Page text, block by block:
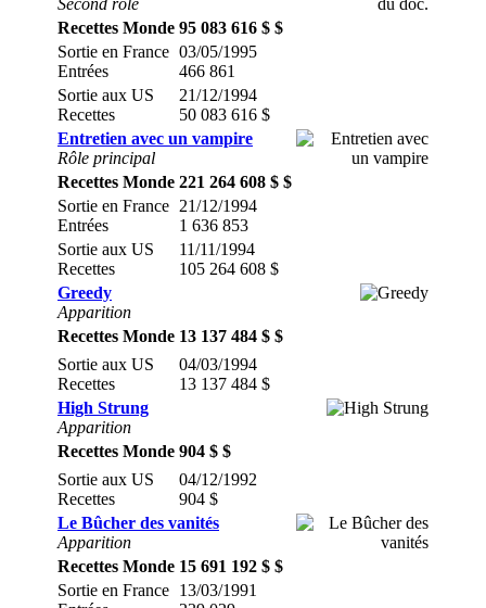
Second rôle
Recettes Monde 95 083 616 $ $
Sortie en France
Entrées
03/05/1995
466 861
Sortie aux US
Recettes
21/12/1994
50 083 616 $
Entretien avec un vampire
Rôle principal
Recettes Monde 221 264 608 $ $
Sortie en France
Entrées
21/12/1994
1 636 853
Sortie aux US
Recettes
11/11/1994
105 264 608 $
Greedy
Apparition
Recettes Monde 13 137 484 $ $
Sortie aux US
Recettes
04/03/1994
13 137 484 $
High Strung
Apparition
Recettes Monde 904 $ $
Sortie aux US
Recettes
04/12/1992
904 $
Le Bûcher des vanités
Apparition
Recettes Monde 15 691 192 $ $
Sortie en France 13/03/1991